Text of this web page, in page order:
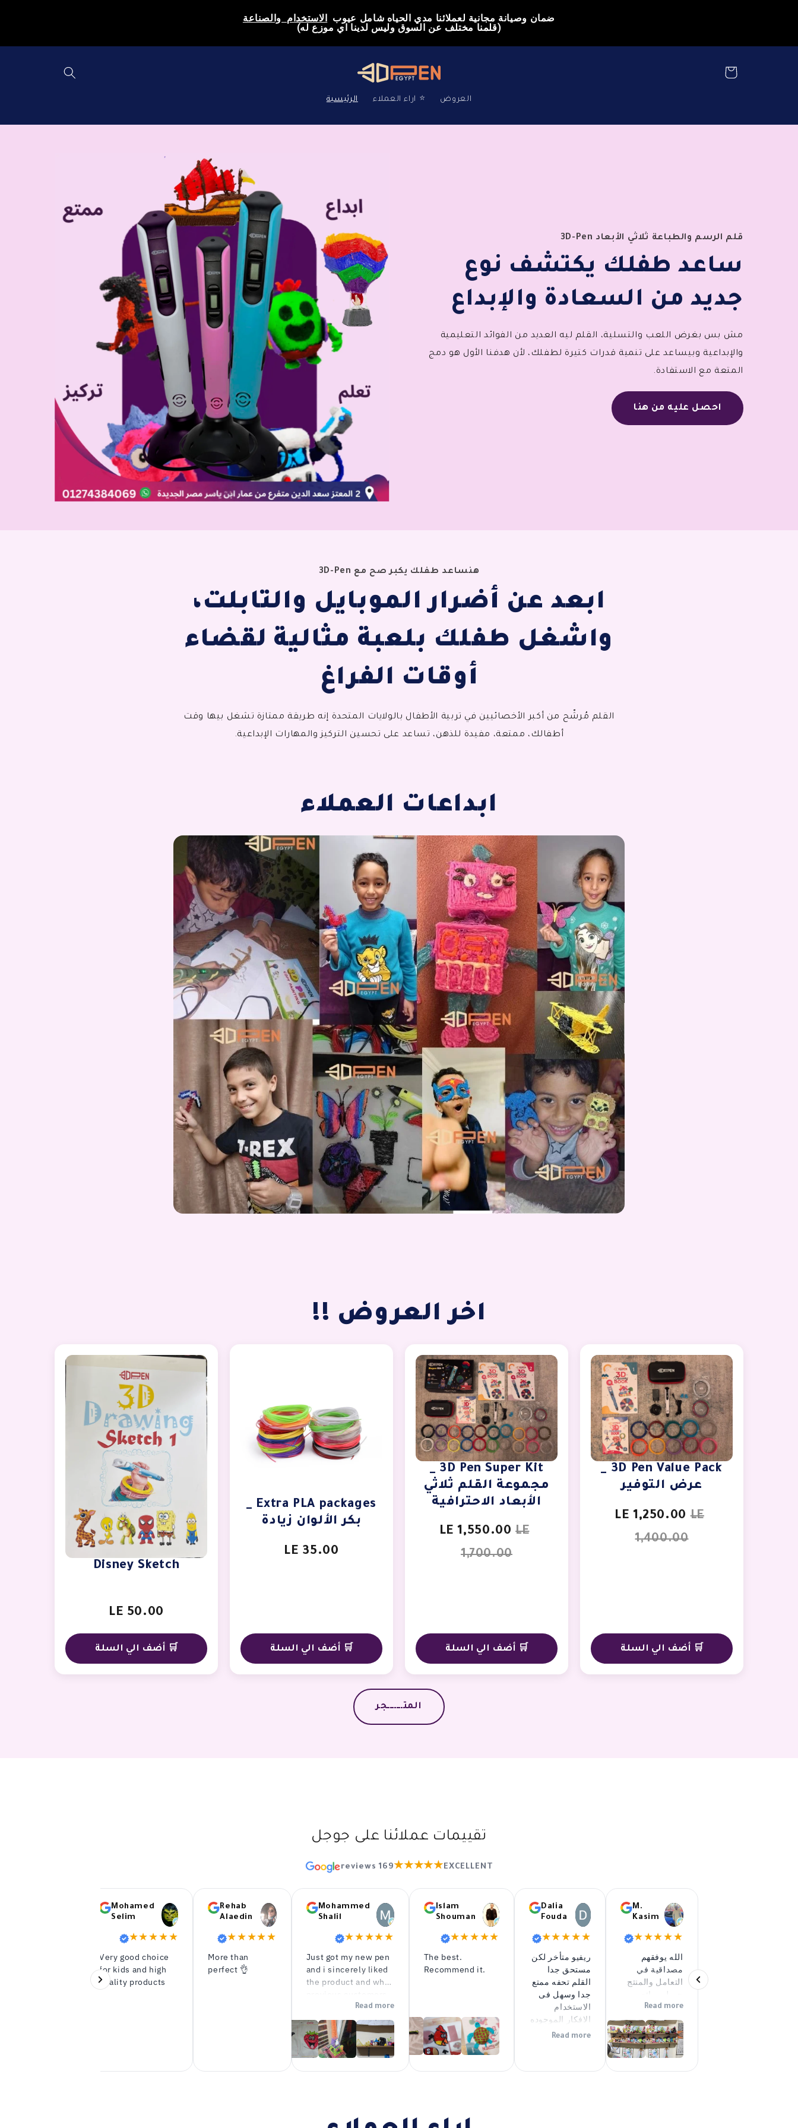
ضمان وصيانة مجانية لعملائنا مدي الحياه شامل عيوب الاستخدام  والصناعة
(قلمنا مختلف عن السوق وليس لدينا اي موزع له)
الرئيسية اراء العملاء ⭐ العروض
Cart
قلم الرسم والطباعة ثلاثي الأبعاد 3D-Pen
ساعد طفلك يكتشف نوع
جديد من السعادة والإبداع
مش بس بغرض اللعب والتسلية، القلم ليه العديد من الفوائد التعليمية
والإبداعية وبيساعد على تنمية قدرات كتيرة لطفلك، لأن هدفنا الأول هو دمج
المتعة مع الاستفادة.
احصل عليه من هنا
هنساعد طفلك يكبر صح مع 3D-Pen
ابعد عن أضرار الموبايل والتابلت،
واشغل طفلك بلعبة مثالية لقضاء
أوقات الفراغ
القلم مُرشّح من أكبر الأخصائيين في تربية الأطفال بالولايات المتحدة إنه طريقة ممتازة تشغل بيها وقت
أطفالك، ممتعة، مفيدة للذهن، تساعد على تحسين التركيز والمهارات الإبداعية.
ابداعات العملاء
اخر العروض !!
3D Pen Value Pack _
عرض التوفير
LE 1,250.00LE
1,400.00
🛒 أضف الي السلة
3D Pen Super Kit _
مجموعة القلم ثلاثي
الأبعاد الاحترافية
LE 1,550.00LE
1,700.00
🛒 أضف الي السلة
Extra PLA packages _
بكر الألوان زيادة
LE 35.00
🛒 أضف الي السلة
Disney Sketch
LE 50.00
🛒 أضف الي السلة
المتـــــــجر
تقييمات عملائنا على جوجل
EXCELLENT
★★★★★
169 reviews
M.
Kasim
★★★★★
الله يوفقهم
مصداقية في
التعامل والمنتج
جميل ورائع
Read more
Dalia
Fouda
★★★★★
ريفيو متأخر لكن
مستحق جدا
القلم تحفه ممتع
جدا وسهل فى
الاستخدام
الافكار الموجوده
فى الكتيب
Read more
Islam
Shouman
★★★★★
The best.
Recommend it.
Mohammed
Shalil
★★★★★
Just got my new pen
and i sincerely liked
the product and what
have already made
with it
Read more
Rehab
Alaedin
★★★★★
More than
perfect 👌
Mohamed
Selim
★★★★★
Very good choice
for kids and high
quality products